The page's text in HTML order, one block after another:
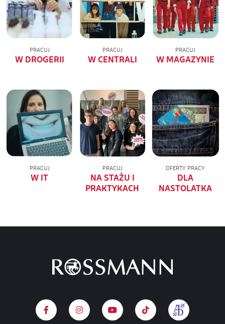
PRACUJ
W DROGERII
PRACUJ
W CENTRALI
PRACUJ
W MAGAZYNIE
PRACUJ
W IT
PRACUJ
NA STAŻU I
PRAKTYKACH
OFERTY PRACY
DLA
NASTOLATKA